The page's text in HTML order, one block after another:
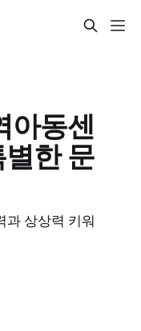
아동센
한 문
과 상상력 키워